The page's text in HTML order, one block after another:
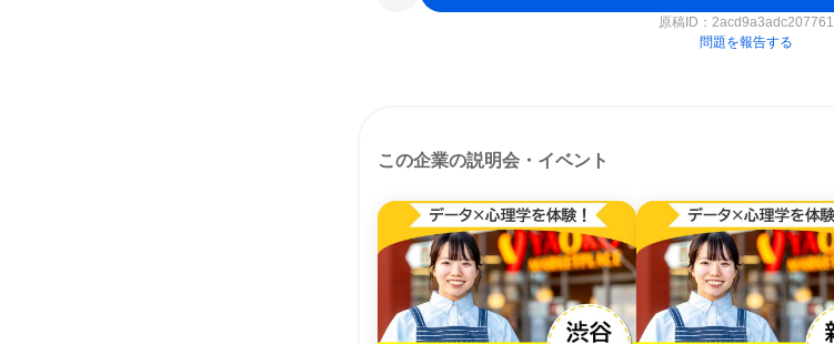
原稿ID： 2acd9a3adc207761
問題を報告する
この企業の説明会・イベント